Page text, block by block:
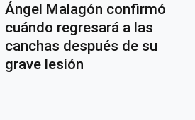
Ángel Malagón confirmó
cuándo regresará a las
canchas después de su
grave lesión